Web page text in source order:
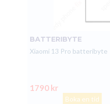
BATTERIBYTE
Xiaomi 13 Pro batteribyte
1790 kr
Boka en tid